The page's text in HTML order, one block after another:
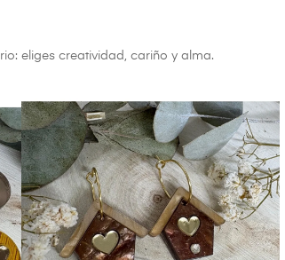
eliges creatividad, cariño y alma.